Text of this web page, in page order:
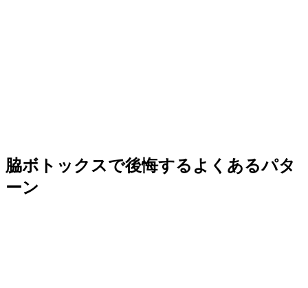
脇ボトックスで後悔するよくあるパタ
ーン